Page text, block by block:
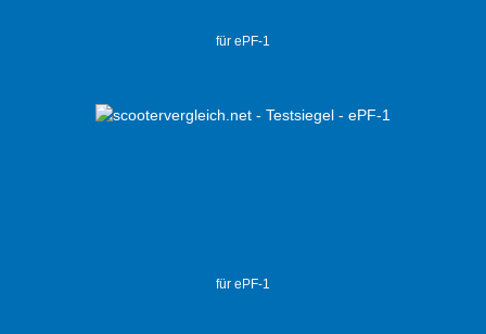
für ePF-1
für ePF-1